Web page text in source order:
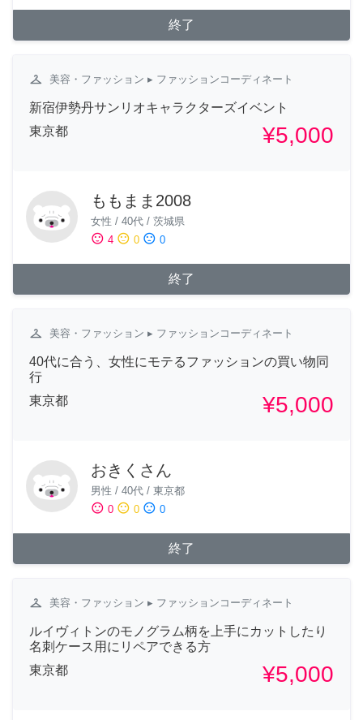
終了
checkroom 美容・ファッション ▸ ファッションコーディネート
新宿伊勢丹サンリオキャラクターズイベント
東京都
¥5,000
ももまま2008
女性 / 40代 / 茨城県
sentiment_satisfied 4 sentiment_neutral 0 sentiment_dissatisfied 0
終了
checkroom 美容・ファッション ▸ ファッションコーディネート
40代に合う、女性にモテるファッションの買い物同
行
東京都
¥5,000
おきくさん
男性 / 40代 / 東京都
sentiment_satisfied 0 sentiment_neutral 0 sentiment_dissatisfied 0
終了
checkroom 美容・ファッション ▸ ファッションコーディネート
ルイヴィトンのモノグラム柄を上手にカットしたり
名刺ケース用にリペアできる方
東京都
¥5,000